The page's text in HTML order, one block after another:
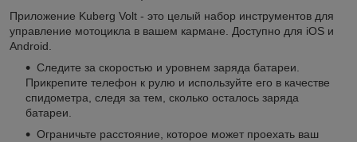
Приложение Kuberg Volt - это целый набор инструментов для
управление мотоцикла в вашем кармане. Доступно для iOS и
Android.
Следите за скоростью и уровнем заряда батареи.
Прикрепите телефон к рулю и используйте его в качестве
спидометра, следя за тем, сколько осталось заряда
батареи.
Ограничьте расстояние, которое может проехать ваш